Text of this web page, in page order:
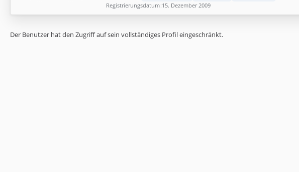
Registrierungsdatum 15. Dezember 2009
Der Benutzer hat den Zugriff auf sein vollständiges Profil eingeschränkt.